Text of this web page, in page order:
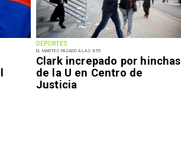
DEPORTES
EL MARTES PASADO A LAS 9:55
Clark increpado por hinchas
de la U en Centro de
Justicia